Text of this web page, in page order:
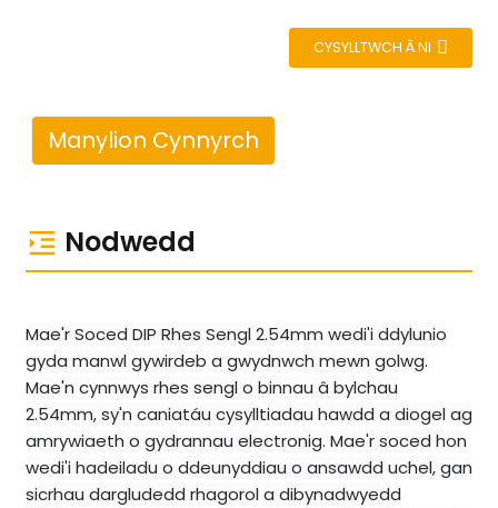
CYSYLLTWCH Â NI
Manylion Cynnyrch
Nodwedd
Mae'r Soced DIP Rhes Sengl 2.54mm wedi'i ddylunio
gyda manwl gywirdeb a gwydnwch mewn golwg.
Mae'n cynnwys rhes sengl o binnau â bylchau
2.54mm, sy'n caniatáu cysylltiadau hawdd a diogel ag
amrywiaeth o gydrannau electronig. Mae'r soced hon
wedi'i hadeiladu o ddeunyddiau o ansawdd uchel, gan
sicrhau dargludedd rhagorol a dibynadwyedd